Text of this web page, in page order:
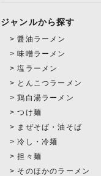
ジャンルから探す
醤油ラーメン
味噌ラーメン
塩ラーメン
とんこつラーメン
鶏白湯ラーメン
つけ麺
まぜそば・油そば
冷し・冷麺
担々麺
そのほかのラーメン